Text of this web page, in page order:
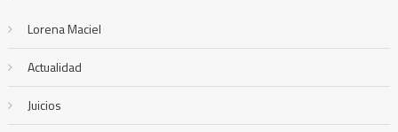
Lorena Maciel
Actualidad
Juicios